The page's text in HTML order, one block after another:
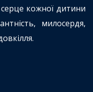
кожної дитини
милосердя,